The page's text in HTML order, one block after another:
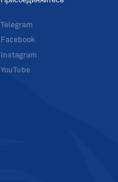
Telegram
Facebook
Instagram
YouTube